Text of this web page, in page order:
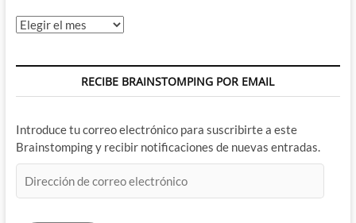
Archivos
RECIBE BRAINSTOMPING POR EMAIL
Introduce tu correo electrónico para suscribirte a este
Brainstomping y recibir notificaciones de nuevas entradas.
de